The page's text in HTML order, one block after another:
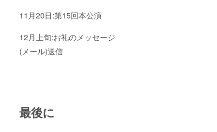
11月20日:第15回本公演
12月上旬:お礼のメッセージ
(メール)送信
最後に